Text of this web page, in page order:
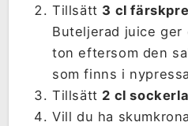
Tillsätt 3 cl
Buteljerad juice
ton eftersom den
som finns i
Tillsätt 2 cl
Vill du ha